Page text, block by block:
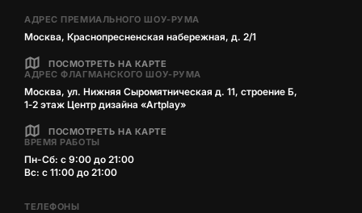
АДРЕС ПРЕМИАЛЬНОГО ШОУ-РУМА
Москва, Краснопресненская набережная, д. 2/1
ПОСМОТРЕТЬ НА КАРТЕ
АДРЕС ФЛАГМАНСКОГО ШОУ-РУМА
Москва, ул. Нижняя Сыромятническая д. 11, строение Б,
1‑2 этаж Центр дизайна «Artplay»
ПОСМОТРЕТЬ НА КАРТЕ
ВРЕМЯ РАБОТЫ
Пн-Сб: с 9:00 до 21:00
Вс: с 11:00 до 21:00
ТЕЛЕФОНЫ